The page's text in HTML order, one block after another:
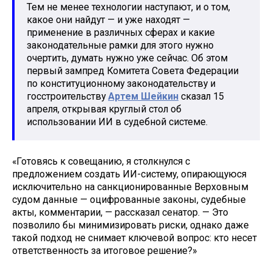
Тем не менее технологии наступают, и о том,
какое они найдут — и уже находят —
применение в различных сферах и какие
законодательные рамки для этого нужно
очертить, думать нужно уже сейчас. Об этом
первый зампред Комитета Совета Федерации
по конституционному законодательству и
госстроительству Артем Шейкин сказал 15
апреля, открывая круглый стол об
использовании ИИ в судебной системе.
«Готовясь к совещанию, я столкнулся с
предложением создать ИИ-систему, опирающуюся
исключительно на санкционированные Верховным
судом данные — оцифрованные законы, судебные
акты, комментарии, — рассказал сенатор. — Это
позволило бы минимизировать риски, однако даже
такой подход не снимает ключевой вопрос: кто несет
ответственность за итоговое решение?»